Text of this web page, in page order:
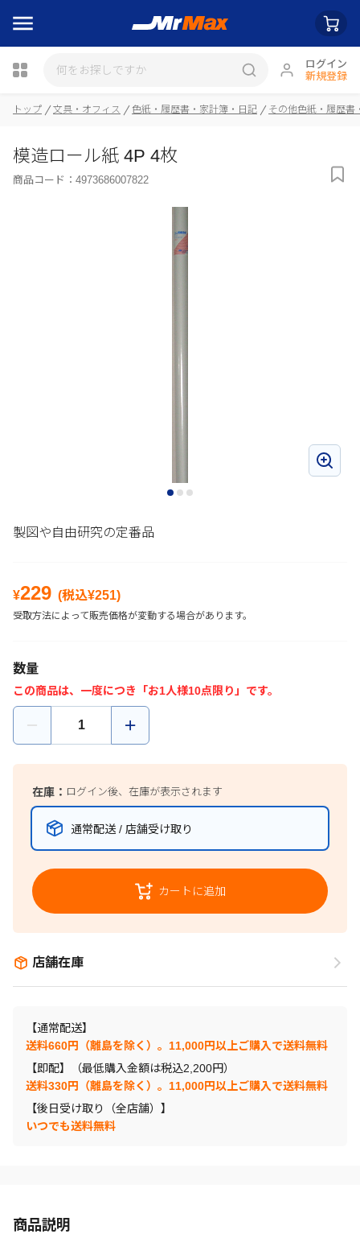
ログイン
新規登録
瓶詰
トップ 文具・オフィス 色紙・履歴書・家計簿・日記 その他色紙・履歴書
模造ロール紙 4P 4枚
商品コード： 4973686007822
製図や自由研究の定番品
¥229 (税込¥251)
受取方法によって販売価格が変動する場合があります。
数量
この商品は、一度につき「お1人様10点限り」です。
在庫： ログイン後、在庫が表示されます
通常配送 / 店舗受け取り
カートに追加
店舗在庫
【通常配送】
送料660円（離島を除く）。11,000円以上ご購入で送料無料
【即配】（最低購入金額は税込2,200円）
送料330円（離島を除く）。11,000円以上ご購入で送料無料
【後日受け取り（全店舗）】
いつでも送料無料
商品説明